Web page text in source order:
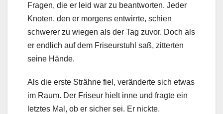
Fragen, die er leid war zu beantworten. Jeder
Knoten, den er morgens entwirrte, schien
schwerer zu wiegen als der Tag zuvor. Doch als
er endlich auf dem Friseurstuhl saß, zitterten
seine Hände.
Als die erste Strähne fiel, veränderte sich etwas
im Raum. Der Friseur hielt inne und fragte ein
letztes Mal, ob er sicher sei. Er nickte.